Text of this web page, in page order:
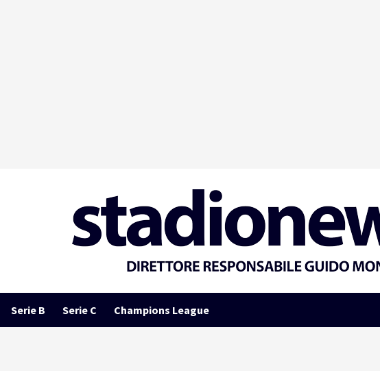
Serie B Serie C Champions League